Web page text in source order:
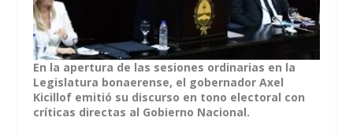
En la apertura de las sesiones ordinarias en la
Legislatura bonaerense, el gobernador Axel
Kicillof emitió su discurso en tono electoral con
críticas directas al Gobierno Nacional.